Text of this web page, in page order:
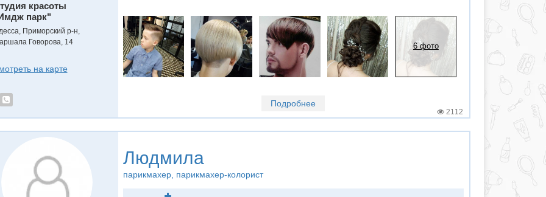
красоты
парк"
Приморский р-н,
Говорова, 14
на карте
6 фото
Подробнее
2112
Людмила
парикмахер, парикмахер-колорист